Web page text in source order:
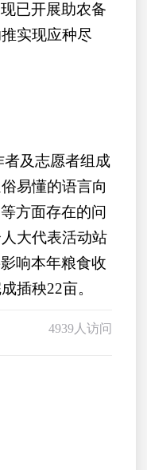
已开展助农备
实现应种尽
及志愿者组成
易懂的语言向
方面存在的问
大代表活动站
响本年粮食收
插秧22亩。
4939人访问